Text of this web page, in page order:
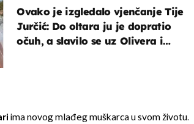
Ovako je izgledalo vjenčanje Tije
Jurčić: Do oltara ju je dopratio
očuh, a slavilo se uz Olivera i
ima novog mlađeg muškarca u svom životu.